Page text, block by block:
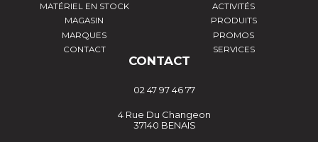
MATÉRIEL EN STOCK
ACTIVITÉS
MAGASIN
PRODUITS
MARQUES
PROMOS
CONTACT
SERVICES
CONTACT
02 47 97 46 77
4 Rue Du Changeon
37140 BENAIS